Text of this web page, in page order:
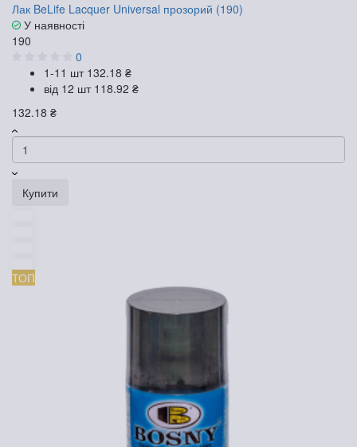
Лак BeLife Lacquer Universal прозорий (190)
У наявності
190
0
1-11 шт 132.18 ₴
від 12 шт 118.92 ₴
132.18 ₴
Купити
ТОП